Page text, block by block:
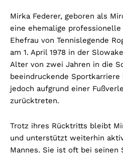
Mirka Federer, geboren als
eine ehemalige
Ehefrau von Tennislegende
am 1. April 1978 in der
Alter von zwei Jahren in die
beeindruckende
jedoch aufgrund einer
zurücktreten.
Trotz ihres Rücktritts bleibt
und unterstützt weiterhin
Mannes. Sie ist oft bei seinen